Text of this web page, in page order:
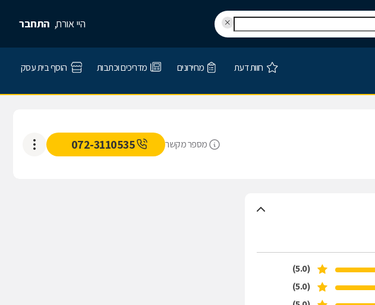
היי אורח, התחבר
חוות דעת מחירונים מדריכים וכתבות הוסף בית עסק
מספר מקשר 072-3110535
(5.0)
(5.0)